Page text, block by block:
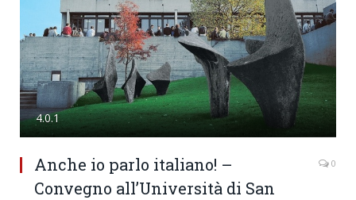
4.0.1
Anche io parlo italiano! –
Convegno all’Università di San
0